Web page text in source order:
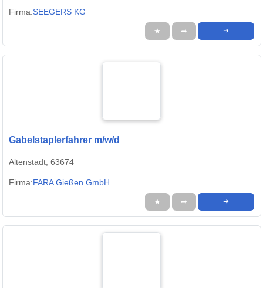
Firma:SEEGERS KG
★ ➦ ➜
Gabelstaplerfahrer m/w/d
Altenstadt, 63674
Firma:FARA Gießen GmbH
★ ➦ ➜